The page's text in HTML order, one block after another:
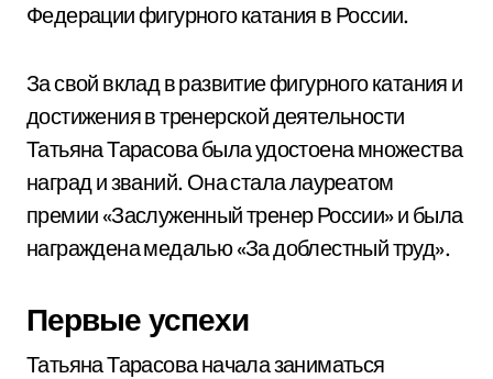
Федерации фигурного катания в России.
За свой вклад в развитие фигурного катания и
достижения в тренерской деятельности
Татьяна Тарасова была удостоена множества
наград и званий. Она стала лауреатом
премии «Заслуженный тренер России» и была
награждена медалью «За доблестный труд».
Первые успехи
Татьяна Тарасова начала заниматься